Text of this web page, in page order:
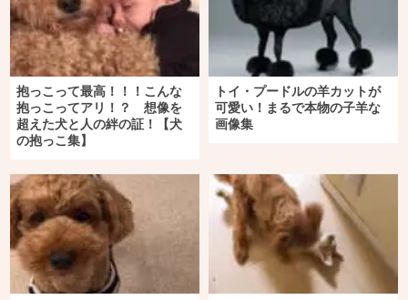
抱っこって最高！！！こんな
抱っこってアリ！？ 想像を
超えた犬と人の絆の証！【犬
の抱っこ集】
トイ・プードルの羊カットが
可愛い！まるで本物の子羊な
画像集